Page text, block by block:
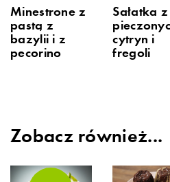
Minestrone z
pastą z
bazylii i z
pecorino
Sałatka z
cytryn i
fregoli
Zobacz również...